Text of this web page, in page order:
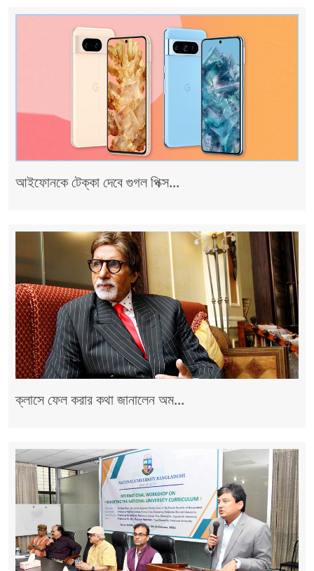
আইফোনকে টেক্কা দেবে গুগল পিক্স...
ক্লাসে ফেল করার কথা জানালেন অম...